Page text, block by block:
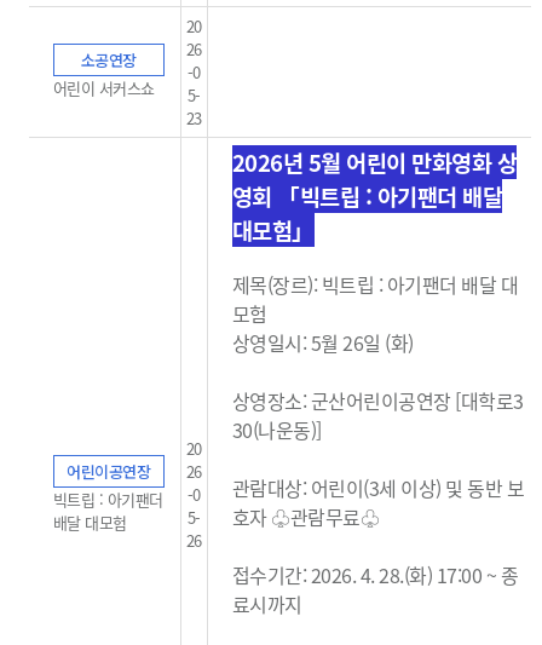
소공연장
어린이 서커스쇼
20
26
-0
5-
23
어린이공연장
빅트립 : 아기팬더
배달 대모험
20
26
-0
5-
26
2026년 5월 어린이 만화영화 상
영회 「빅트립 : 아기팬더 배달
대모험」
제목(장르): 빅트립 : 아기팬더 배달 대
모험
상영일시: 5월 26일 (화)
상영장소: 군산어린이공연장 [대학로3
30(나운동)]
관람대상: 어린이(3세 이상) 및 동반 보
호자 ♧관람무료♧
접수기간: 2026. 4. 28.(화) 17:00 ~ 종
료시까지